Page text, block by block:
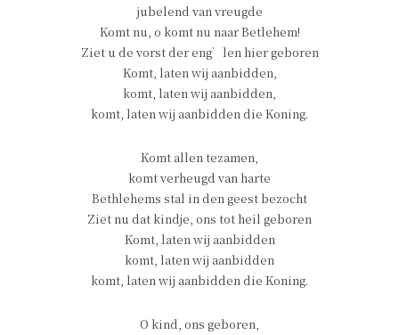
jubelend van vreugde
Komt nu, o komt nu naar Betlehem!
Ziet u de vorst der eng’len hier geboren
Komt, laten wij aanbidden,
komt, laten wij aanbidden,
komt, laten wij aanbidden die Koning.
Komt allen tezamen,
komt verheugd van harte
Bethlehems stal in den geest bezocht
Ziet nu dat kindje, ons tot heil geboren
Komt, laten wij aanbidden
komt, laten wij aanbidden
komt, laten wij aanbidden die Koning.
O kind, ons geboren,